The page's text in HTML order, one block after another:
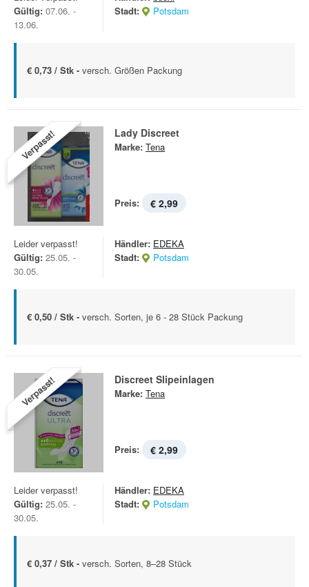
Gültig: 07.06. -
13.06.
Stadt:
Potsdam
€ 0,73 / Stk - versch. Größen Packung
Verpasst! Lady Discreet
Marke: Tena
Preis: € 2,99
Leider verpasst!
Gültig: 25.05. -
30.05.
Händler: EDEKA
Stadt:
Potsdam
€ 0,50 / Stk - versch. Sorten, je 6 - 28 Stück Packung
Verpasst! Discreet Slipeinlagen
Marke: Tena
Preis: € 2,99
Leider verpasst!
Gültig: 25.05. -
30.05.
Händler: EDEKA
Stadt:
Potsdam
€ 0,37 / Stk - versch. Sorten, 8–28 Stück